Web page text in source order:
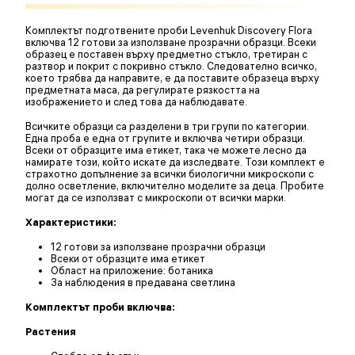
Комплектът подготвените проби Levenhuk Discovery Flora
включва 12 готови за използване прозрачни образци. Всеки
образец е поставен върху предметно стъкло, третиран с
разтвор и покрит с покривно стъкло. Следователно всичко,
което трябва да направите, е да поставите образеца върху
предметната маса, да регулирате рязкостта на
изображението и след това да наблюдавате.
Всичките образци са разделени в три групи по категории.
Една проба е една от групите и включва четири образци.
Всеки от образците има етикет, така че можете лесно да
намирате този, който искате да изследвате. Този комплект е
страхотно допълнение за всички биологични микроскопи с
долно осветление, включително моделите за деца. Пробите
могат да се използват с микроскопи от всички марки.
Характеристики:
12 готови за използване прозрачни образци
Всеки от образците има етикет
Област на приложение: ботаника
За наблюдения в предавана светлина
Комплектът проби включва:
Растения